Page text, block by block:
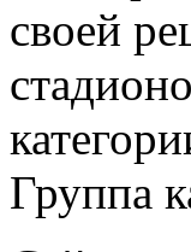
своей
Группа